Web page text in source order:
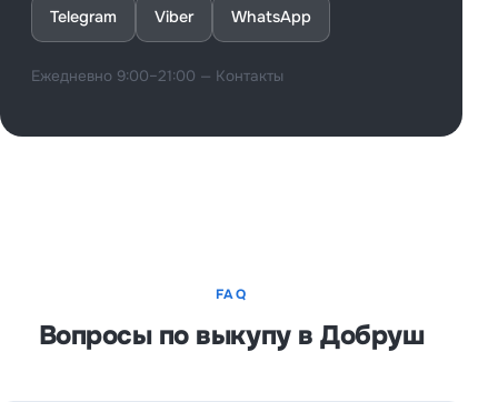
Telegram Viber WhatsApp
Ежедневно 9:00–21:00 — Контакты
FAQ
Вопросы по выкупу в Добруш